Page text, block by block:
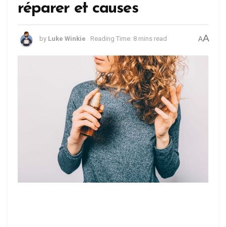
réparer et causes
by Luke Winkie Reading Time: 8 mins read AA